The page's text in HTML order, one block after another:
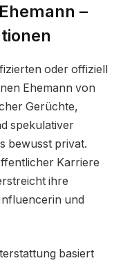
–
oder offiziell
Ehemann von
Gerüchte,
spekulativer
bewusst privat.
Karriere
ihre
und
basiert